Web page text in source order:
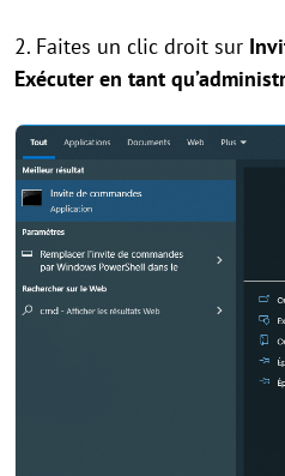
2. Faites un clic droit sur
Exécuter en tant